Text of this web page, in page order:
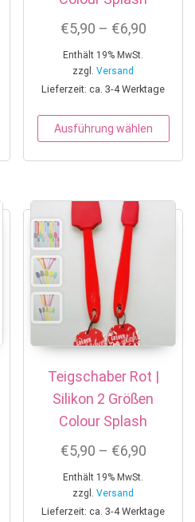
€5,90 – €6,90
Enthält 19% MwSt.
zzgl.Versand
Lieferzeit: ca. 3-4 Werktage
Ausführung wählen
Teigschaber Rot |
Silikon 2 Größen
Colour Splash
€5,90 – €6,90
Enthält 19% MwSt.
zzgl.Versand
Lieferzeit: ca. 3-4 Werktage